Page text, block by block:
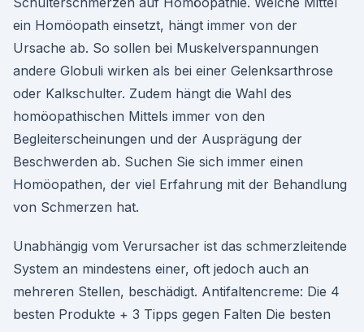
ein Homöopath einsetzt, hängt immer von der
Ursache ab. So sollen bei Muskelverspannungen
andere Globuli wirken als bei einer Gelenksarthrose
oder Kalkschulter. Zudem hängt die Wahl des
homöopathischen Mittels immer von den
Begleiterscheinungen und der Ausprägung der
Beschwerden ab. Suchen Sie sich immer einen
Homöopathen, der viel Erfahrung mit der Behandlung
von Schmerzen hat.
Unabhängig vom Verursacher ist das schmerzleitende
System an mindestens einer, oft jedoch auch an
mehreren Stellen, beschädigt. Antifaltencreme: Die 4
besten Produkte + 3 Tipps gegen Falten Die besten